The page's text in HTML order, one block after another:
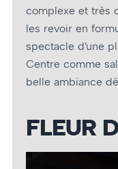
complexe et très
les revoir en
spectacle d’une
Centre comme
belle ambiance
FLEUR